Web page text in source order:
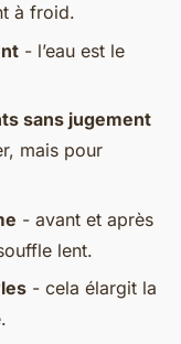
à froid.
- l’eau est le
sans jugement
mais pour
- avant et après
lent.
- cela élargit la